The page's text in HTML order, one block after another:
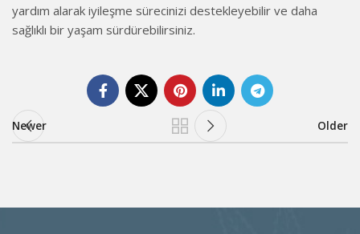
yardım alarak iyileşme sürecinizi destekleyebilir ve daha
sağlıklı bir yaşam sürdürebilirsiniz.
Newer Older